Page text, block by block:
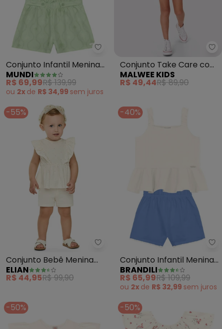
Mundi - Conjunto Infantil
Conjunto Infantil Menina
de Laços (Natural)
MUNDI
R$ 69,99R$ 139,99
ou 2x de R$ 34,99 sem juros
Conjunto Take Care com
Ursinho (Bege)
MALWEE KIDS
R$ 49,44R$ 89,90
-55%
Elian - Conjunto Bebê Menina
Conjunto Bebê Menina
Floral Devorê (Bege)
ELIAN
R$ 44,95R$ 99,90
-40%
Conjunto Infantil Menina
com Babado (Bege)
BRANDILI
R$ 65,99R$ 109,99
ou 2x de R$ 32,99 sem juros
-50% -50%